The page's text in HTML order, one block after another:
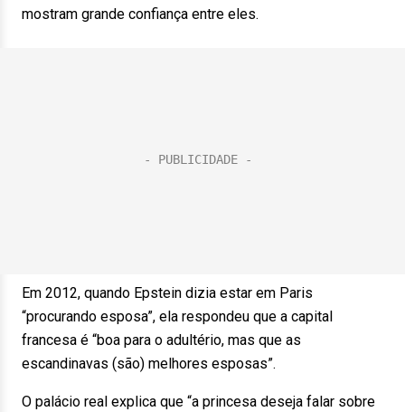
mostram grande confiança entre eles.
Em 2012, quando Epstein dizia estar em Paris
“procurando esposa”, ela respondeu que a capital
francesa é “boa para o adultério, mas que as
escandinavas (são) melhores esposas”.
O palácio real explica que “a princesa deseja falar sobre